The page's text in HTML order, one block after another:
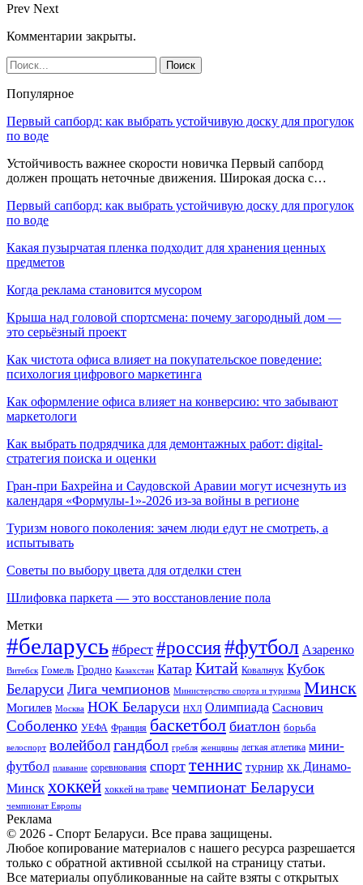
Prev Next
Комментарии закрыты.
Популярное
Первый сапборд: как выбрать устойчивую доску для прогулок
по воде
Устойчивость важнее скорости новичка Первый сапборд
должен прощать неточные движения. Широкая доска с…
Первый сапборд: как выбрать устойчивую доску для прогулок
по воде
Какая пузырчатая пленка подходит для хранения ценных
предметов
Когда реклама становится мусором
Крыша над головой спортсмена: почему загородный дом —
это серьёзный проект
Как чистота офиса влияет на покупательское поведение:
психология цифрового маркетинга
Как оформление офиса влияет на конверсию: что забывают
маркетологи
Как выбрать подрядчика для демонтажных работ: digital-
стратегия поиска и оценки
Гран-при Бахрейна и Саудовской Аравии могут исчезнуть из
календаря «Формулы-1»-2026 из-за войны в регионе
Туризм нового поколения: зачем люди едут не смотреть, а
испытывать
Советы по выбору цвета для отделки стен
Шлифовка паркета — это восстановление пола
Метки
#беларусь #брест #россия#футбол Азаренко
Витебск Гомель Гродно Казахстан Катар Китай Ковальчук Кубок
Беларуси Лига чемпионов Министерство спорта и туризма Минск
Могилев Москва НОК Беларуси НХЛ Олимпиада Саснович
Соболенко УЕФА Франция баскетбол биатлон борьба
велоспорт волейболгандбол гребля женщины легкая атлетика мини-
футбол плавание соревнования спорт теннис турнир хк Динамо-
Минск хоккей хоккей на траве чемпионат Беларуси
чемпионат Европы
Реклама
© 2026 - Спорт Беларуси. Все права защищены.
Любое копирование материалов с нашего ресурса разрешается
только с обратной активной ссылкой на страницу статьи.
Все материалы опубликованные на сайте взяты с открытых